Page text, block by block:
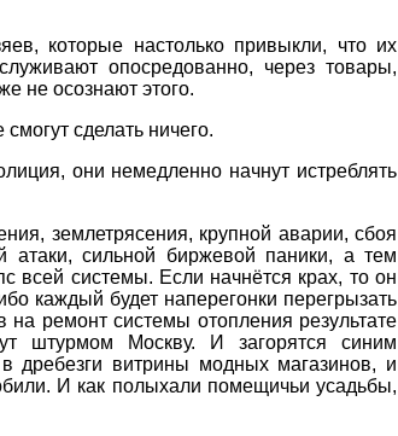
которые настолько привыкли, что их
опосредованно, через товары,
не осознают этого.
сделать ничего.
они немедленно начнут истреблять
землетрясения, крупной аварии, сбоя
атаки, сильной биржевой паники, а тем
всей системы. Если начнётся крах, то он
каждый будет наперегонки перегрызать
на ремонт системы отопления результате
штурмом Москву. И загорятся синим
дребезги витрины модных магазинов, и
И как полыхали помещичьи усадьбы,